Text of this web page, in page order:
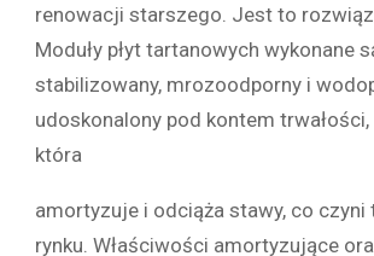
renowacji starszego. Jest to
Moduły płyt tartanowych
stabilizowany, mrozoodporny i
udoskonalony pod kontem
która
amortyzuje i odciąża stawy, co
rynku. Właściwości amortyzujące